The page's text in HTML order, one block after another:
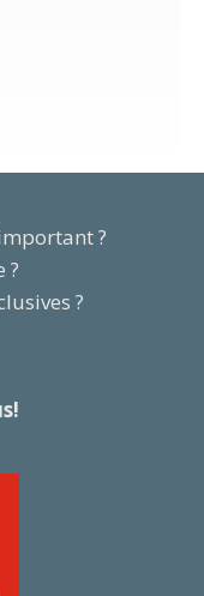
?
?
?